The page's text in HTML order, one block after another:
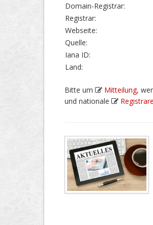
Domain-Registrar:
Registrar:
Webseite:
Quelle:
Iana ID:
Land:
Bitte um Mitteilung,
und nationale
Registrare